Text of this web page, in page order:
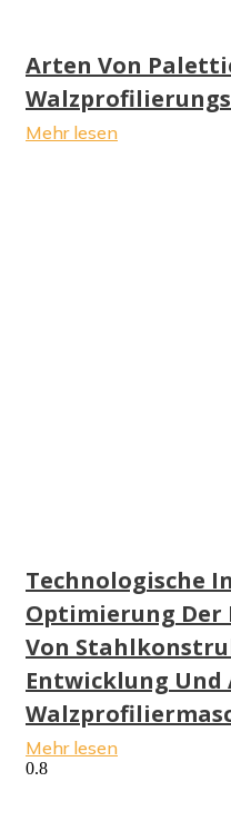
Arten Von
Mehr lesen
Technologische
Optimierung
Von
Entwicklung Und
Mehr lesen